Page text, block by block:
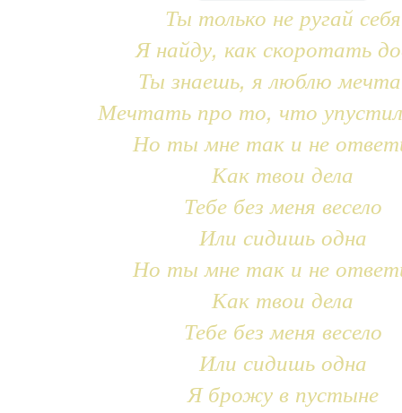
Ты только не ругай себя
Я найду, как скоротать
Ты знаешь, я люблю
Мечтать про то, что
Но ты мне так и не
Как твои дела
Тебе без меня весело
Или сидишь одна
Но ты мне так и не
Как твои дела
Тебе без меня весело
Или сидишь одна
Я брожу в пустыне